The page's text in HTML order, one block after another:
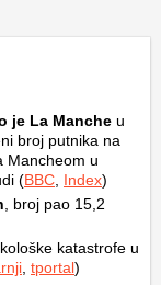
je La Manche u
broj putnika na
Mancheom u
(BBC Index)
, broj pao 15,2
katastrofe u
tportal)